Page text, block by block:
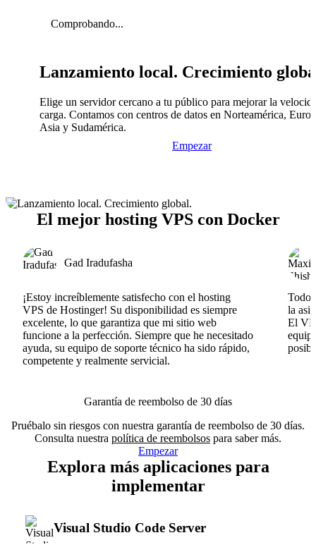
Comprobando...
Lanzamiento local. Crecimiento
Elige un servidor cercano a tu público para mejorar la
carga. Contamos con centros de datos en Norteamérica,
Asia y Sudamérica.
Empezar
El mejor hosting VPS con Docker
Gad Iradufasha
¡Estoy increíblemente satisfecho con el hosting
VPS de Hostinger! Su disponibilidad es siempre
excelente, lo que garantiza que mi sitio web
funcione a la perfección. Siempre que he necesitado
ayuda, su equipo de soporte técnico ha sido rápido,
competente y realmente servicial.
Todo
la
El
Garantía de reembolso de 30 días
Pruébalo sin riesgos con nuestra garantía de reembolso de 30 días.
Consulta nuestra política de reembolsos para saber más.
Empezar
Explora más aplicaciones para
implementar
Visual Studio Code Server